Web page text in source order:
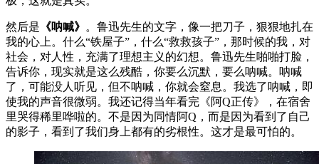
然后是 《呐喊》 。鲁迅先生的文字，像一把刀子，狠狠地扎在
我的心上。什么“铁屋子”，什么“救救孩子”，那时候的我，对
社会，对人性，充满了理想主义的幻想。鲁迅先生啪啪打脸，
告诉你，现实就是这么残酷，你要么沉默，要么呐喊。呐喊
了，可能没人听见，但不呐喊，你就会窒息。我选了呐喊，即
使我的声音很微弱。我还记得当年看完《阿Q正传》，在宿舍
里哭得稀里哗啦的。不是因为同情阿Q，而是因为看到了自己
的影子，看到了我们身上都有的劣根性。这才是最可怕的。